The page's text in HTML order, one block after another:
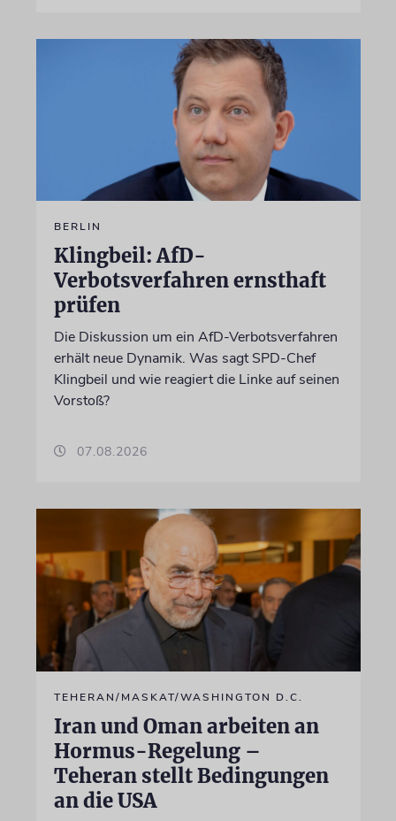
BERLIN
Klingbeil: AfD-
Verbotsverfahren ernsthaft
prüfen
Die Diskussion um ein AfD-Verbotsverfahren
erhält neue Dynamik. Was sagt SPD-Chef
Klingbeil und wie reagiert die Linke auf seinen
Vorstoß?
07.08.2026
TEHERAN/MASKAT/WASHINGTON D.C.
Iran und Oman arbeiten an
Hormus-Regelung –
Teheran stellt Bedingungen
an die USA